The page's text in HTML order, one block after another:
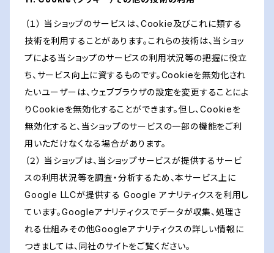
（１） 当ショップのサービスは、Cookie及びこれに類する
技術を利用することがあります。これらの技術は、当ショッ
プによる当ショップのサービスの利用状況等の把握に役立
ち、サービス向上に資するものです。Cookieを無効化され
たいユーザーは、ウェブブラウザの設定を変更することによ
りCookieを無効化することができます。但し、Cookieを
無効化すると、当ショップのサービスの一部の機能をご利
用いただけなくなる場合があります。
（２） 当ショップは、当ショップサービスが提供するサービ
スの利用状況等を調査・分析するため、本サービス上に
Google LLCが提供する Google アナリティクスを利用し
ています。Googleアナリティクスでデータが収集、処理さ
れる仕組みその他Googleアナリティクスの詳しい情報に
つきましては、同社のサイトをご覧ください。